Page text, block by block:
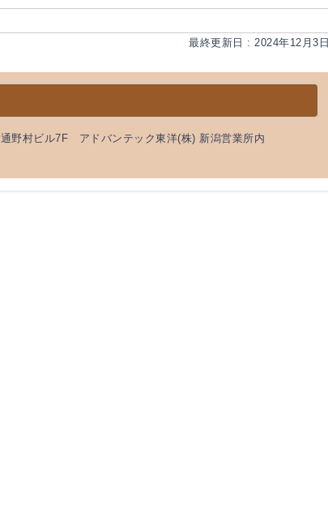
最終更新日 : 2024年12月3日
野村ビル7F アドバンテック東洋(株) 新潟営業所内